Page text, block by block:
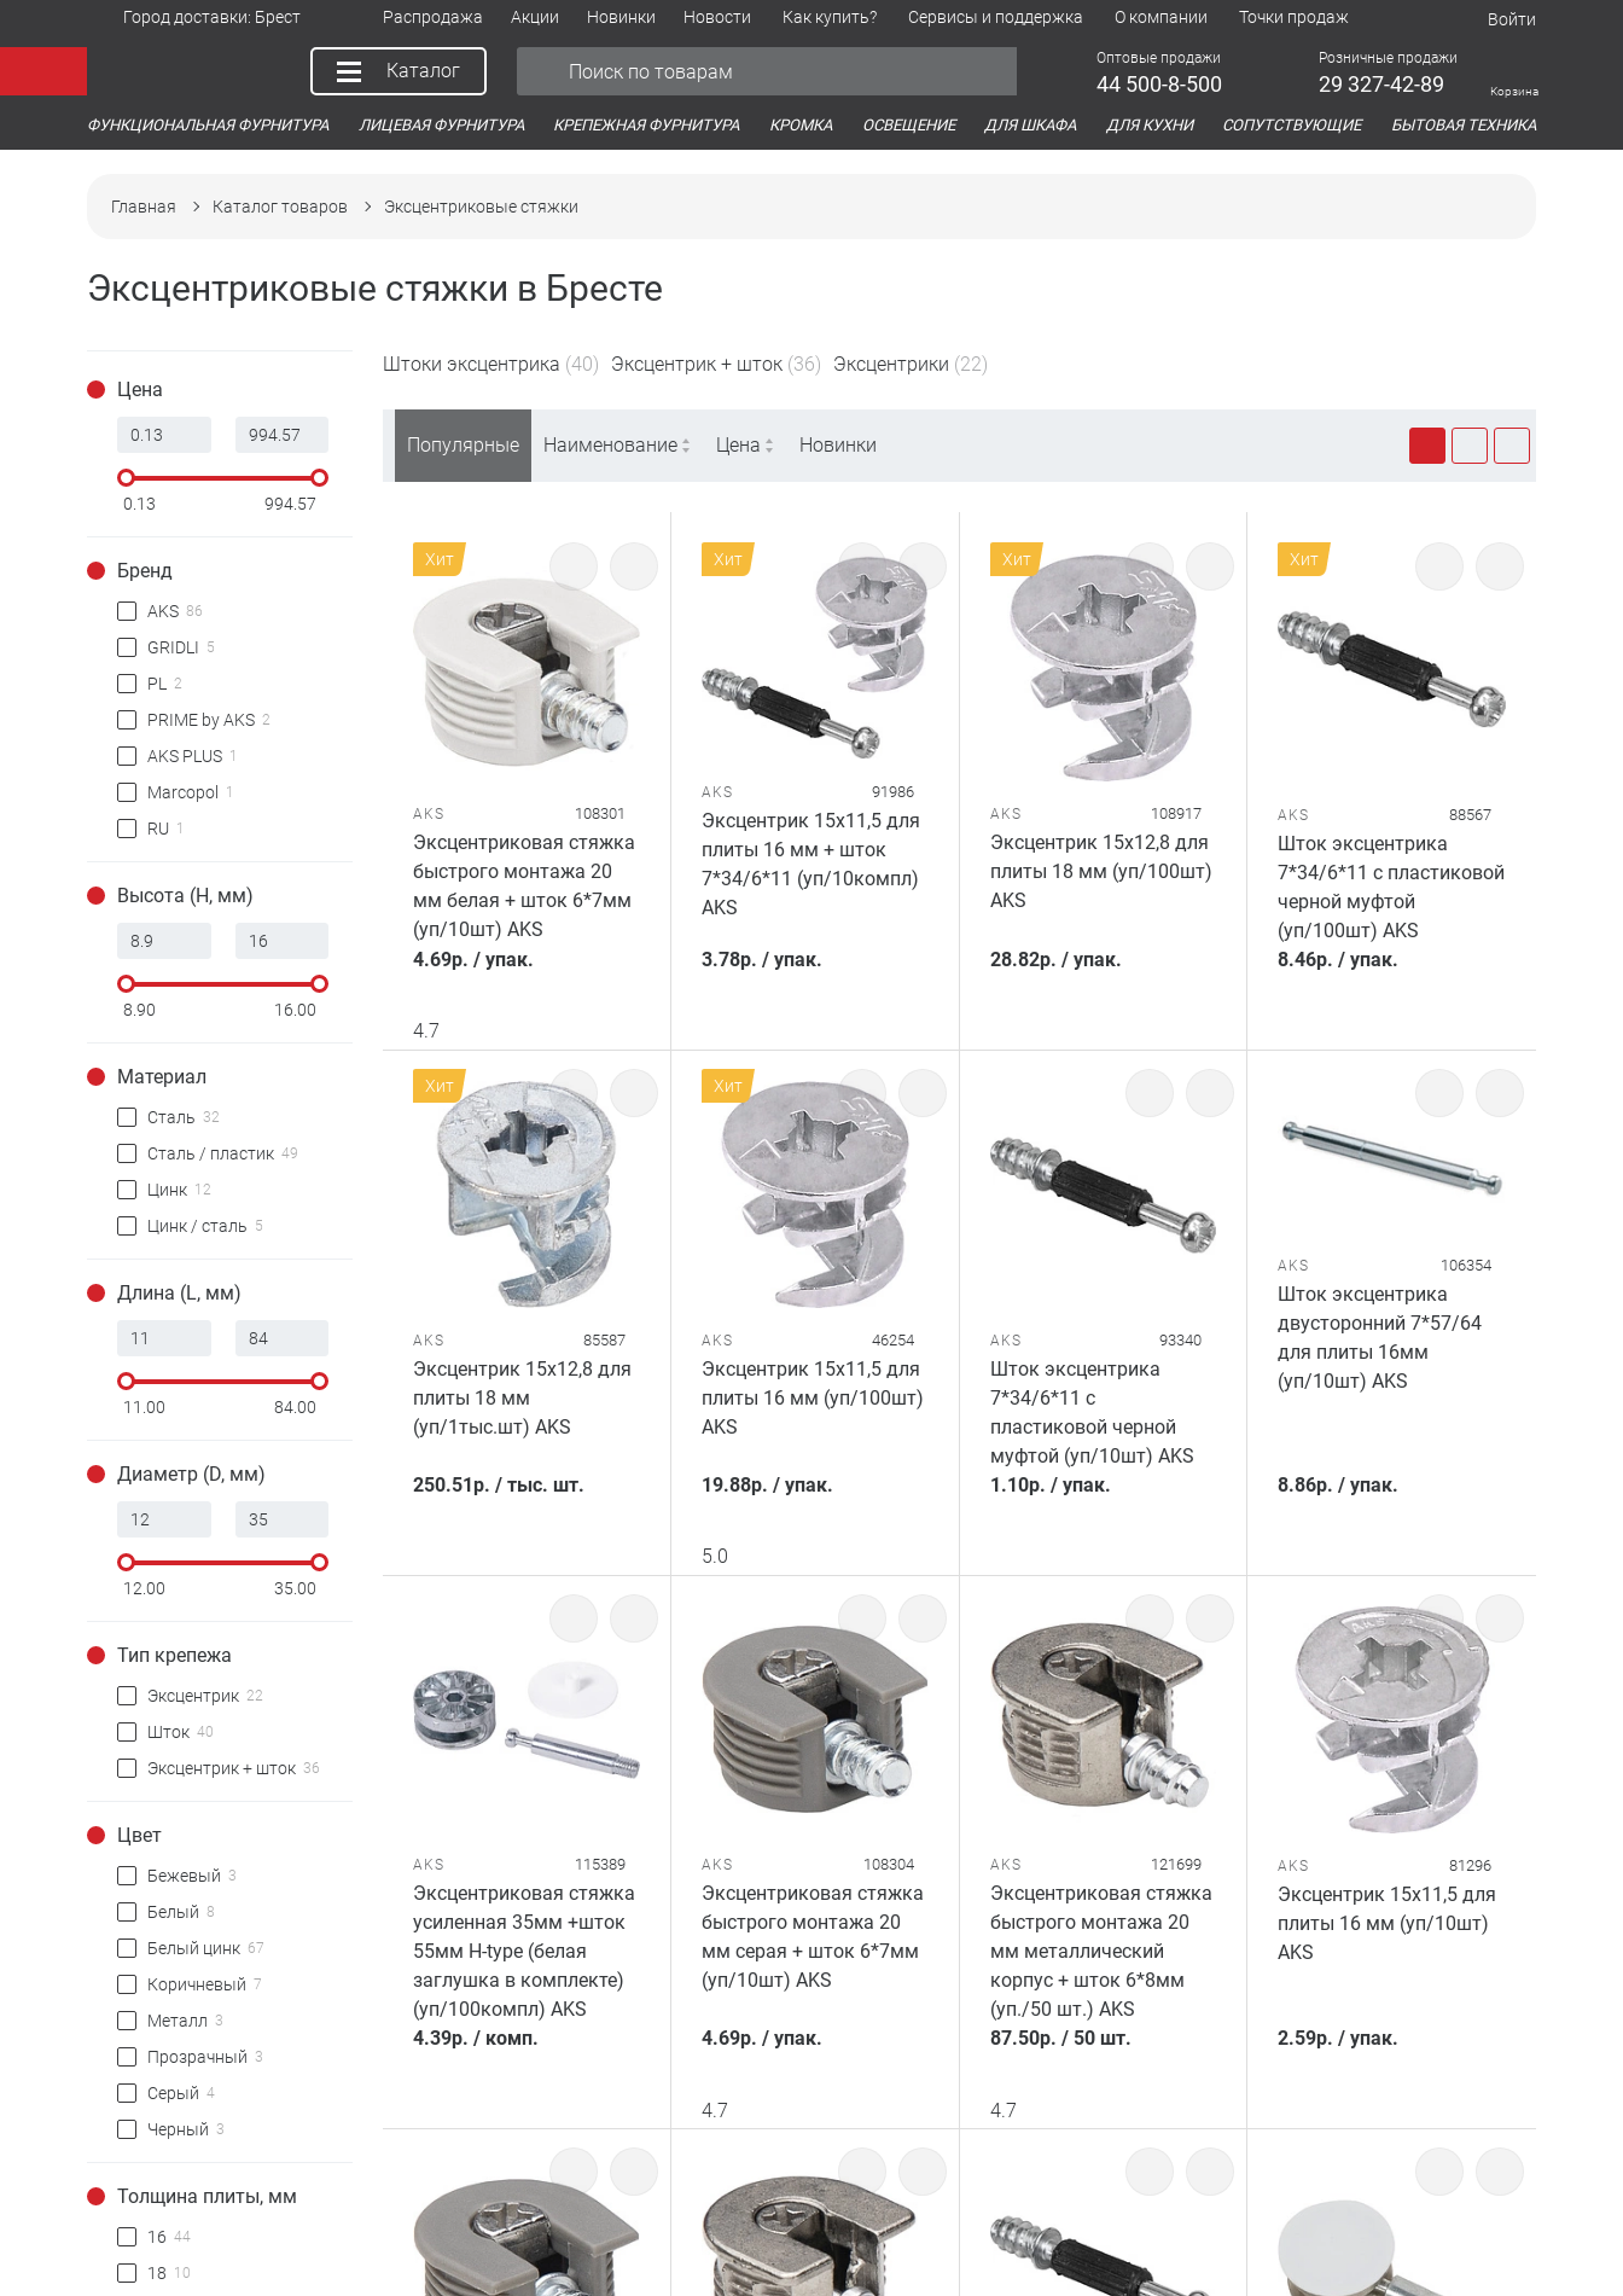
Город доставки: Брест Распродажа Акции Новинки Новости Как купить? Сервисы и поддержка О компании Точки продаж Войти
Каталог
Оптовые продажи
44 500-8-500
Розничные продажи
29 327-42-89 Корзина
ФУНКЦИОНАЛЬНАЯ ФУРНИТУРА ЛИЦЕВАЯ ФУРНИТУРА КРЕПЕЖНАЯ ФУРНИТУРА КРОМКА ОСВЕЩЕНИЕ ДЛЯ ШКАФА ДЛЯ КУХНИ СОПУТСТВУЮЩИЕ БЫТОВАЯ ТЕХНИКА
Главная Каталог товаров Эксцентриковые стяжки
Эксцентриковые стяжки в Бресте
Цена
0.13 994.57
Бренд
AKS 86
GRIDLI 5
PL 2
PRIME by AKS 2
AKS PLUS 1
Marcopol 1
RU 1
Высота (H, мм)
8.90 16.00
Материал
Сталь 32
Сталь / пластик 49
Цинк 12
Цинк / сталь 5
Длина (L, мм)
11.00 84.00
Диаметр (D, мм)
12.00 35.00
Тип крепежа
Эксцентрик 22
Шток 40
Эксцентрик + шток 36
Цвет
Бежевый 3
Белый 8
Белый цинк 67
Коричневый 7
Металл 3
Прозрачный 3
Серый 4
Черный 3
Толщина плиты, мм
16 44
18 10
Штоки эксцентрика (40) Эксцентрик + шток (36) Эксцентрики (22)
Популярные Наименование Цена Новинки
Хит
AKS 108301
Эксцентриковая стяжка
быстрого монтажа 20
мм белая + шток 6*7мм
(уп/10шт) AKS
4.69р. / упак.
4.7
Хит
AKS 91986
Эксцентрик 15x11,5 для
плиты 16 мм + шток
7*34/6*11 (уп/10компл)
AKS
3.78р. / упак.
Хит
AKS 108917
Эксцентрик 15x12,8 для
плиты 18 мм (уп/100шт)
AKS
28.82р. / упак.
Хит
AKS 88567
Шток эксцентрика
7*34/6*11 с пластиковой
черной муфтой
(уп/100шт) AKS
8.46р. /упак.
Хит
AKS 85587
Эксцентрик 15x12,8 для
плиты 18 мм
(уп/1тыс.шт) AKS
250.51р. / тыс. шт.
Хит
AKS 46254
Эксцентрик 15x11,5 для
плиты 16 мм (уп/100шт)
AKS
19.88р. / упак.
5.0
AKS 93340
Шток эксцентрика
7*34/6*11 с
пластиковой черной
муфтой (уп/10шт) AKS
1.10р. / упак.
AKS 106354
Шток эксцентрика
двусторонний 7*57/64
для плиты 16мм
(уп/10шт) AKS
8.86р. /упак.
AKS 115389
Эксцентриковая стяжка
усиленная 35мм +шток
55мм H-type (белая
заглушка в комплекте)
(уп/100компл) AKS
4.39р. / комп.
AKS 108304
Эксцентриковая стяжка
быстрого монтажа 20
мм серая + шток 6*7мм
(уп/10шт) AKS
4.69р. / упак.
4.7
AKS 121699
Эксцентриковая стяжка
быстрого монтажа 20
мм металлический
корпус + шток 6*8мм
(уп./50 шт.) AKS
87.50р. / 50 шт.
4.7
AKS 81296
Эксцентрик 15x11,5 для
плиты 16 мм (уп/10шт)
AKS
2.59р. /упак.